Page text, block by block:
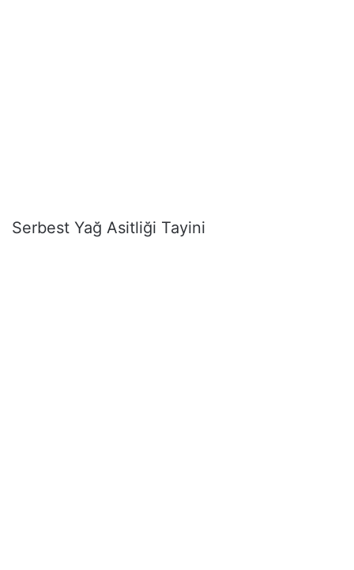
Serbest Yağ Asitliği Tayini